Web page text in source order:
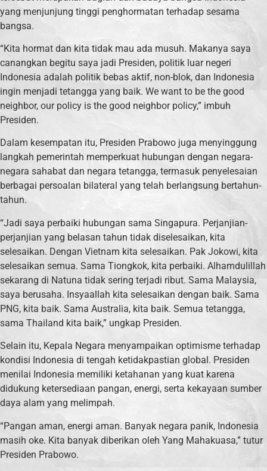
yang menjunjung tinggi penghormatan terhadap sesama
bangsa.
“Kita hormat dan kita tidak mau ada musuh. Makanya saya
canangkan begitu saya jadi Presiden, politik luar negeri
Indonesia adalah politik bebas aktif, non-blok, dan Indonesia
ingin menjadi tetangga yang baik. We want to be the good
neighbor, our policy is the good neighbor policy,” imbuh
Presiden.
Dalam kesempatan itu, Presiden Prabowo juga menyinggung
langkah pemerintah memperkuat hubungan dengan negara-
negara sahabat dan negara tetangga, termasuk penyelesaian
berbagai persoalan bilateral yang telah berlangsung bertahun-
tahun.
“Jadi saya perbaiki hubungan sama Singapura. Perjanjian-
perjanjian yang belasan tahun tidak diselesaikan, kita
selesaikan. Dengan Vietnam kita selesaikan. Pak Jokowi, kita
selesaikan semua. Sama Tiongkok, kita perbaiki. Alhamdulillah
sekarang di Natuna tidak sering terjadi ribut. Sama Malaysia,
saya berusaha. Insyaallah kita selesaikan dengan baik. Sama
PNG, kita baik. Sama Australia, kita baik. Semua tetangga,
sama Thailand kita baik,” ungkap Presiden.
Selain itu, Kepala Negara menyampaikan optimisme terhadap
kondisi Indonesia di tengah ketidakpastian global. Presiden
menilai Indonesia memiliki ketahanan yang kuat karena
didukung ketersediaan pangan, energi, serta kekayaan sumber
daya alam yang melimpah.
“Pangan aman, energi aman. Banyak negara panik, Indonesia
masih oke. Kita banyak diberikan oleh Yang Mahakuasa,” tutur
Presiden Prabowo.